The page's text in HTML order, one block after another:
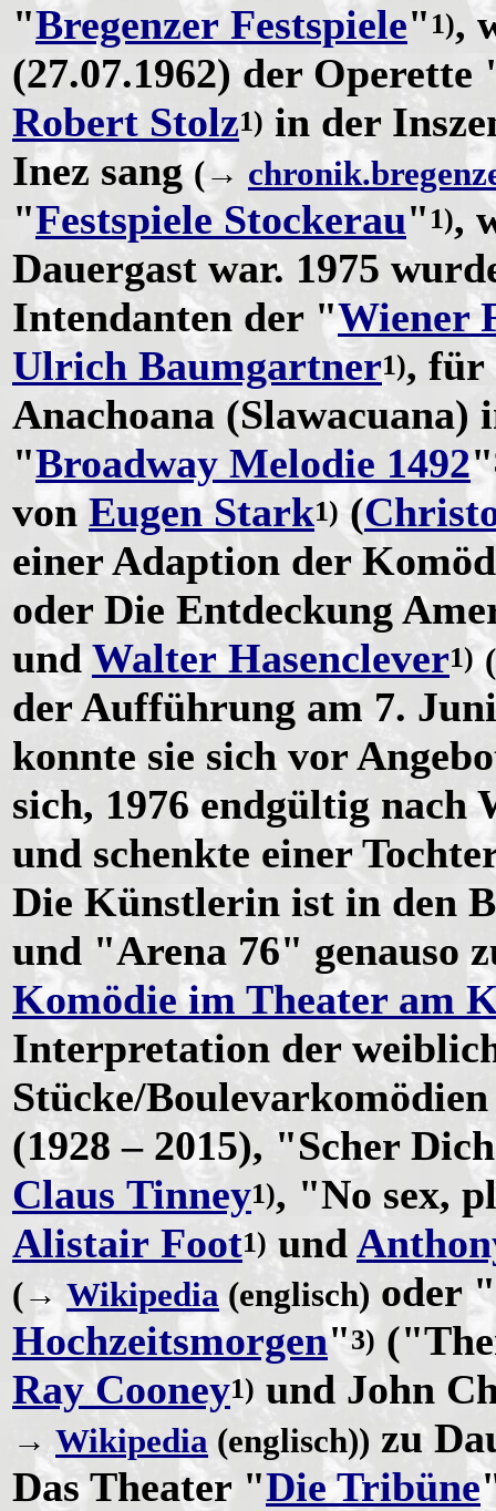
"Bregenzer Festspiele" 1),
(27.07.1962) der Operette
Robert Stolz1) in der
Inez sang (→
"Festspiele Stockerau" 1),
Dauergast war. 1975
Intendanten der "Wiener
Ulrich Baumgartner1), für
Anachoana (Slawacuana)
"Broadway Melodie 1492"
von Eugen Stark1) (
einer Adaption der
oder Die Entdeckung
und Walter Hasenclever1)
der Aufführung am 7.
konnte sie sich vor
sich, 1976 endgültig nach
und schenkte einer
Die Künstlerin ist in den
und "Arena 76" genauso
Komödie im Theater am
Interpretation der
Stücke/
(1928 – 2015), "Scher
Claus Tinney1), "No sex,
Alistair Foot1) und
(→ Wikipedia (englisch) oder "
Hochzeitsmorgen"3)
Ray Cooney1) und John
→ Wikipedia (englisch)) zu
Das Theater "Die Tribüne